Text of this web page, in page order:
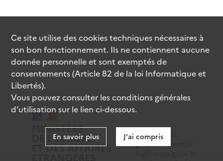
data.gouv.fr
gouvernement.fr
Ce site utilise descookiestechniques nécessaires à
son bon fonctionnement. Ils ne contiennent aucune
donnée personnelle et sont exemptés de
consentements (Article 82 de la loi Informatique et
Libertés).
Vous pouvez consulter les conditions générales
d’utilisation sur le lien ci-dessous.
En savoir plus J'ai compris